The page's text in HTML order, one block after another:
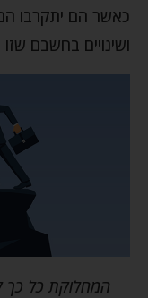
כאשר הם יתקרבו
ושינויים בחשבם
המחלוקת כל כך